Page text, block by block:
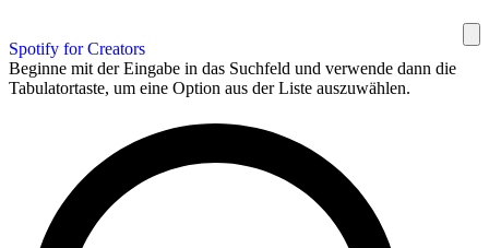
Spotify for Creators
Beginne mit der Eingabe in das Suchfeld und verwende dann die
Tabulatortaste, um eine Option aus der Liste auszuwählen.